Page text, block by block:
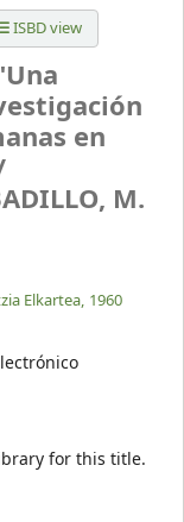
ISBD view
en
M.
Elkartea, 1960
for this title.